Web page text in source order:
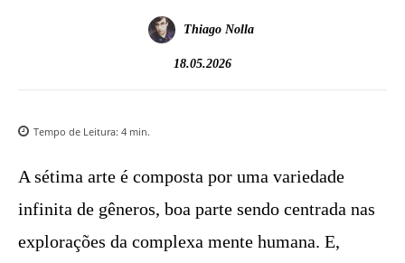
Thiago Nolla
18.05.2026
Tempo de Leitura: 4 min.
A sétima arte é composta por uma variedade
infinita de gêneros, boa parte sendo centrada nas
explorações da complexa mente humana. E,